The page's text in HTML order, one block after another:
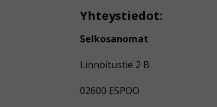
Yhteystiedot:
Selkosanomat
Linnoitustie 2 B
02600 ESPOO